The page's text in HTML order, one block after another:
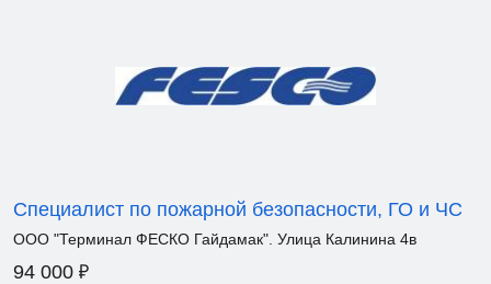
Специалист по пожарной безопасности, ГО и ЧС
ООО "Терминал ФЕСКО Гайдамак". Улица Калинина 4в
94 000 ₽